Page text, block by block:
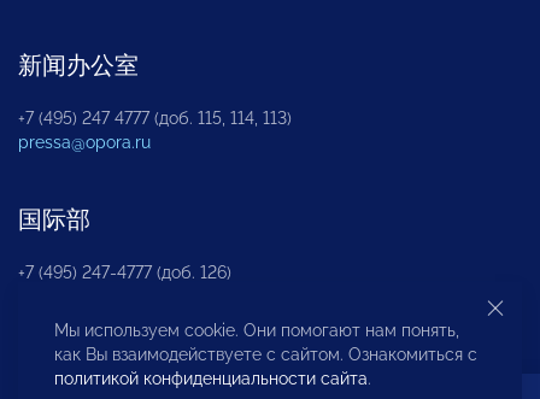
新闻办公室
+7 (495) 247 4777 (доб. 115, 114, 113)
pressa@opora.ru
国际部
+7 (495) 247-4777 (доб. 126)
商投权益保护部
Мы используем cookie. Они помогают нам понять,
как Вы взаимодействуете с сайтом. Ознакомиться с
политикой конфиденциальности сайта.